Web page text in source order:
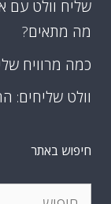
שליח וולט עם
מה מתאים?
כמה מרוויח
וולט שליחים:
חיפוש באתר
חיפוש: